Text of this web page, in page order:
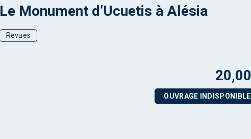
Le Monument d’Ucuetis à Alésia
Revues
20,00
OUVRAGE INDISPONIBLE